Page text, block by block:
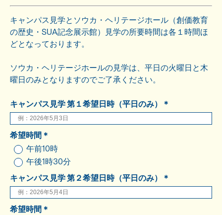
キャンパス見学とソウカ・ヘリテージホール（創価教育
の歴史・SUA記念展示館）見学の所要時間は各１時間ほ
どとなっております。
ソウカ・ヘリテージホールの見学は、平日の火曜日と木
曜日のみとなりますのでご了承ください。
キャンパス見学 第１希望日時（平日のみ）＊
希望時間＊
午前10時
午後1時30分
キャンパス見学 第２希望日時（平日のみ）＊
希望時間＊